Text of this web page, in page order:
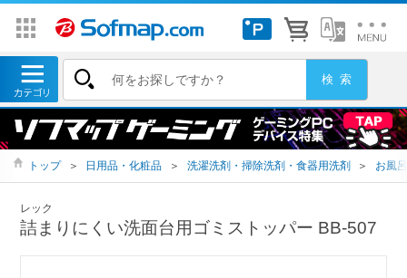
トップ ＞ 日用品・化粧品 ＞ 洗濯洗剤・掃除洗剤・食器用洗剤 ＞ お風
レック
詰まりにくい洗面台用ゴミストッパー BB-507